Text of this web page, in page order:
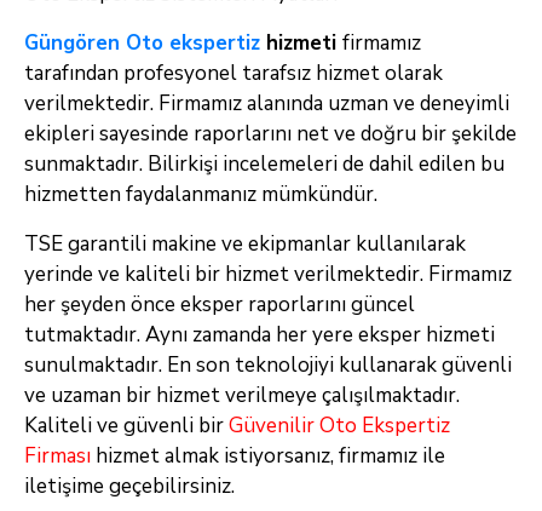
Güngören Oto ekspertiz hizmeti firmamız
tarafından profesyonel tarafsız hizmet olarak
verilmektedir. Firmamız alanında uzman ve deneyimli
ekipleri sayesinde raporlarını net ve doğru bir şekilde
sunmaktadır. Bilirkişi incelemeleri de dahil edilen bu
hizmetten faydalanmanız mümkündür.
TSE garantili makine ve ekipmanlar kullanılarak
yerinde ve kaliteli bir hizmet verilmektedir. Firmamız
her şeyden önce eksper raporlarını güncel
tutmaktadır. Aynı zamanda her yere eksper hizmeti
sunulmaktadır. En son teknolojiyi kullanarak güvenli
ve uzaman bir hizmet verilmeye çalışılmaktadır.
Kaliteli ve güvenli birGüvenilir Oto Ekspertiz
Firması hizmet almak istiyorsanız, firmamız ile
iletişime geçebilirsiniz.